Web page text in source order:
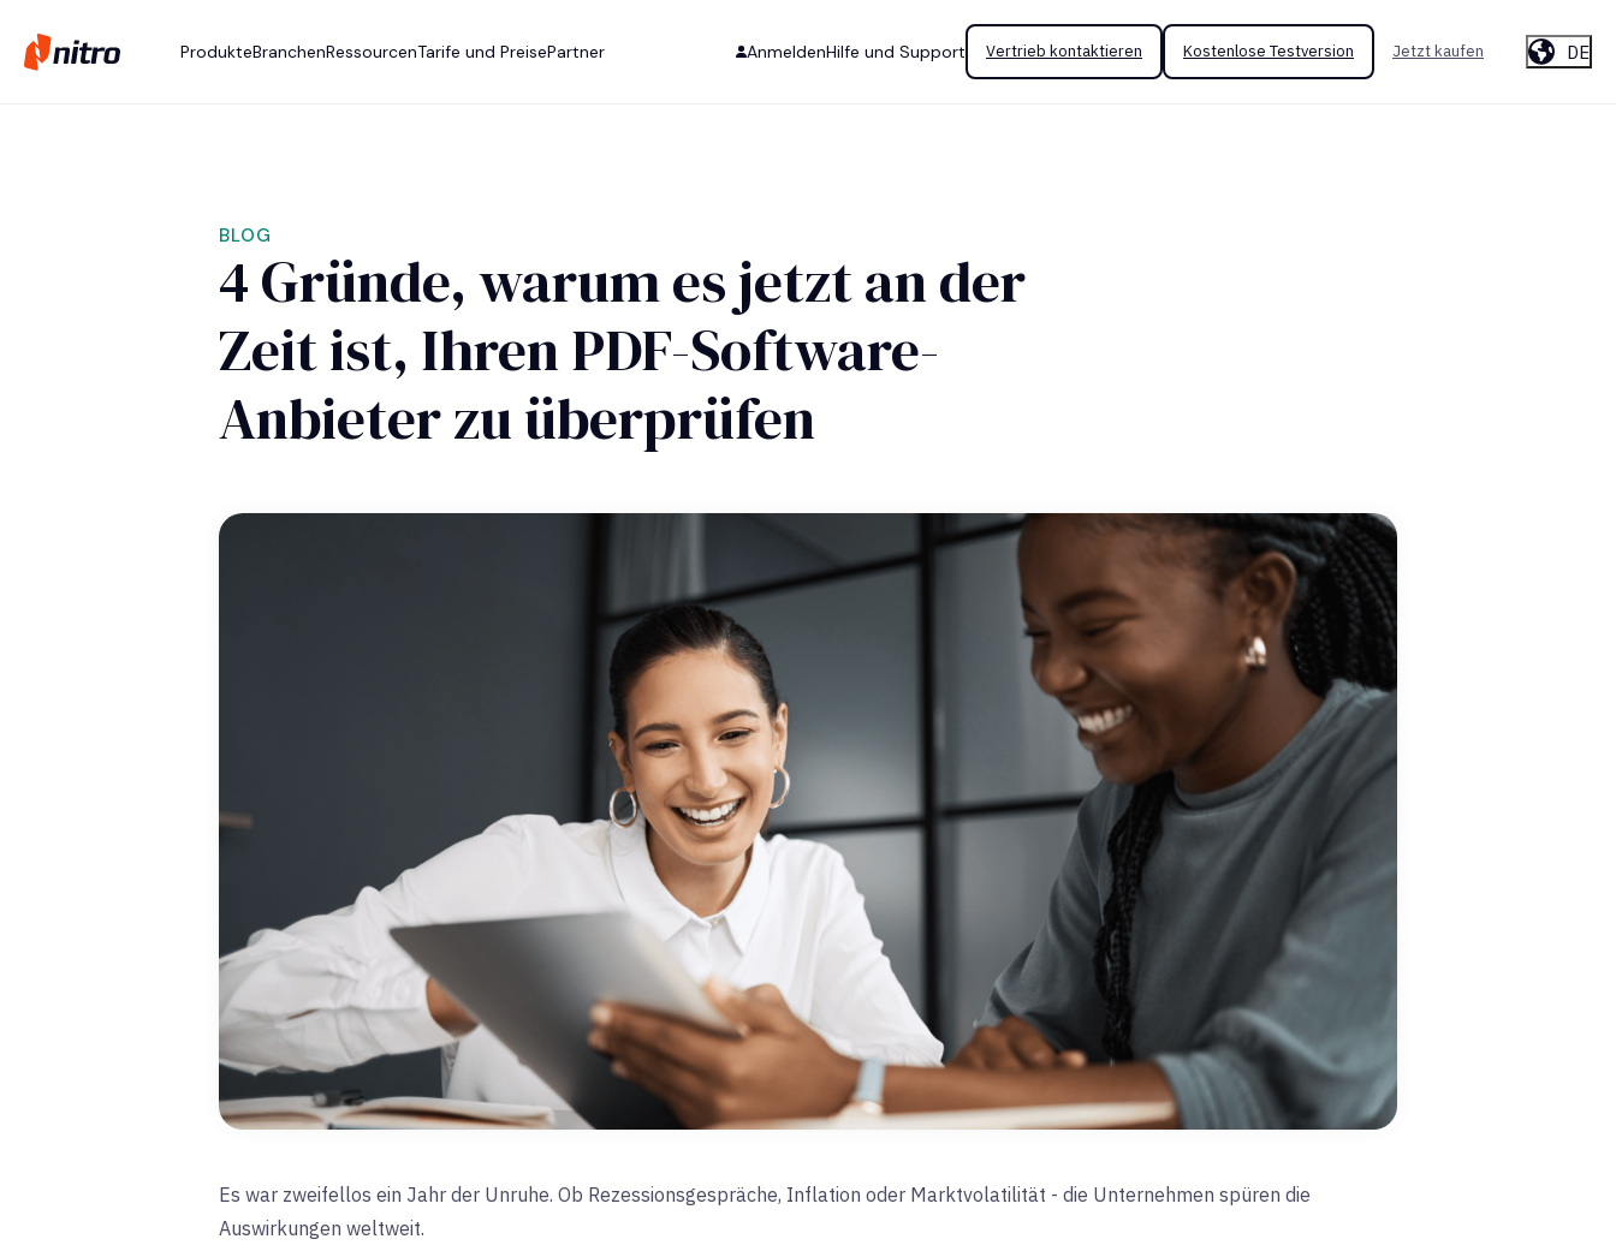
ProdukteBranchenRessourcenTarife und PreisePartner AnmeldenHilfe und Support Vertrieb kontaktieren Kostenlose Testversion Jetzt kaufen DE
BLOG
4 Gründe, warum es jetzt an der
Zeit ist, Ihren PDF-Software-
Anbieter zu überprüfen
Es war zweifellos ein Jahr der Unruhe. Ob Rezessionsgespräche, Inflation oder Marktvolatilität - die Unternehmen spüren die
Auswirkungen weltweit.